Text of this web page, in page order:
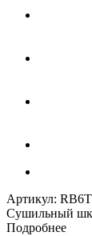
Артикул:
Сушильный
Подробнее